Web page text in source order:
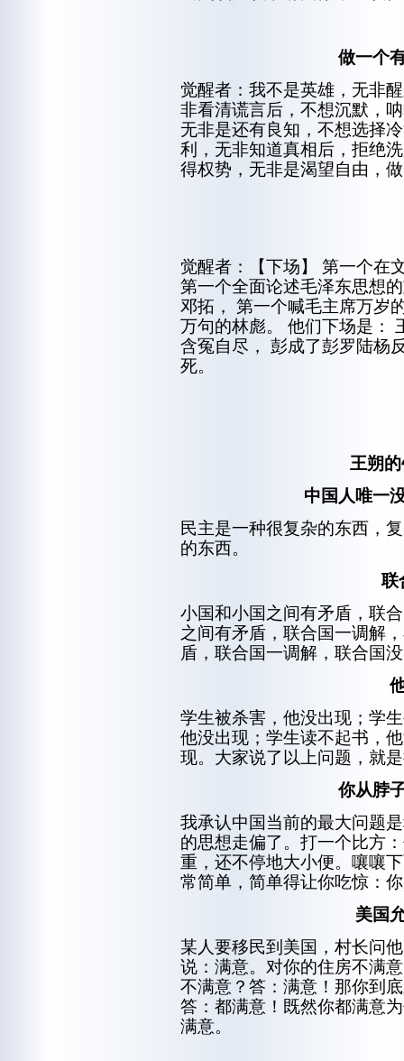
做一个
觉醒者：我不是英雄，无非
非看清谎言后，不想沉默，
无非是还有良知，不想选择
利，无非知道真相后，拒绝
得权势，无非是渴望自由，
觉醒者：【下场】 第一个在
第一个全面论述毛泽东思想
邓拓， 第一个喊毛主席万岁
万句的林彪。 他们下场是：
含冤自尽， 彭成了彭罗陆杨
死。
王朔
中国人唯一
民主是一种很复杂的东西，
的东西。
联
小国和小国之间有矛盾，联
之间有矛盾，联合国一调解
盾，联合国一调解，联合国
学生被杀害，他没出现；学
他没出现；学生读不起书，
现。大家说了以上问题，就
你从脖
我承认中国当前的最大问题
的思想走偏了。打一个比方
重，还不停地大小便。嚷嚷
常简单，简单得让你吃惊：
美国
某人要移民到美国，村长问
说：满意。对你的住房不满
不满意？答：满意！那你到
答：都满意！既然你都满意
满意。